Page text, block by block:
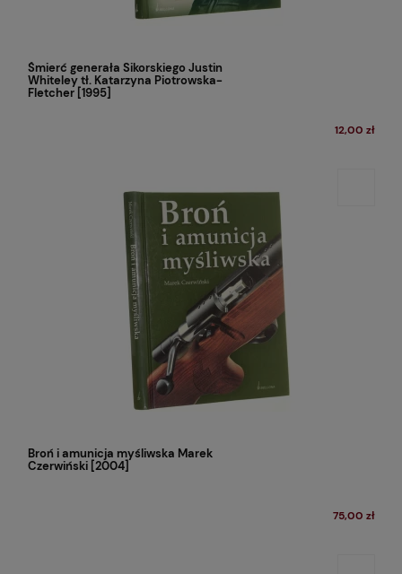
Śmierć generała Sikorskiego Justin
Whiteley tł. Katarzyna Piotrowska-
Fletcher [1995]
12,00 zł
Broń i amunicja myśliwska Marek
Czerwiński [2004]
75,00 zł